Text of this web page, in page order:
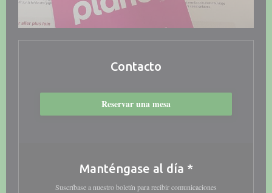
Contacto
Reservar una mesa
Manténgase al día *
Suscríbase a nuestro boletín para recibir comunicaciones